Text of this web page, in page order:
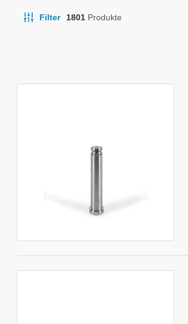
Filter 1801 Produkte